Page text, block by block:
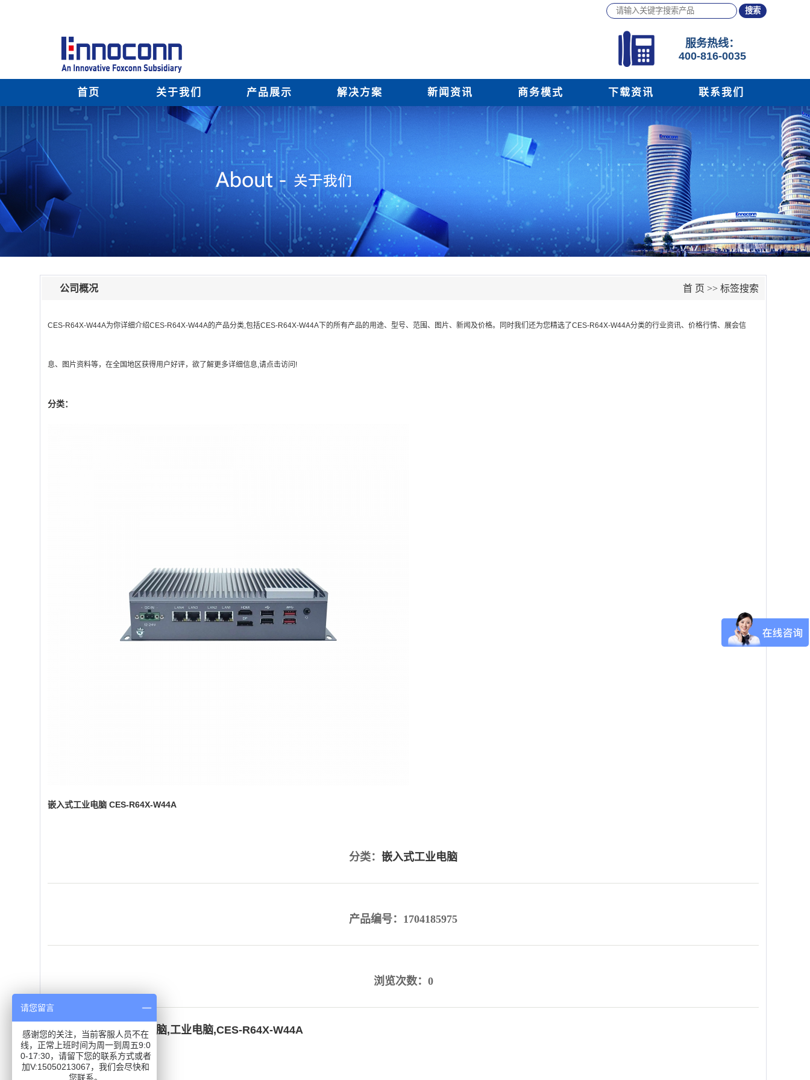
服务热线：
400-816-0035
首页 关于我们 产品展示 解决方案 新闻资讯 商务模式 下载资讯 联系我们
公司概况 首 页 >> 标签搜索
CES-R64X-W44A为你详细介绍CES-R64X-W44A的产品分类,包括CES-R64X-W44A 下的所有产品的用途、型号、范围、图片、新闻及价格。同时我们还为您精选了CES-R64X-W44A分类的行业资讯、价格行情、展会信
息、图片资料等，在全国地区获得用户好评，欲了解更多详细信息,请点击访问!
分类：
嵌入式工业电脑 CES-R64X-W44A
分类： 嵌入式工业电脑
产品编号：1704185975
浏览次数：0
关键词：嵌入式工业电脑,工业电脑,CES-R64X-W44A
在线询价
请您留言
感谢您的关注，当前客服人员不在
线，正常上班时间为周一到周五9:0
0-17:30，请留下您的联系方式或者
加V:15050213067，我们会尽快和
您联系。